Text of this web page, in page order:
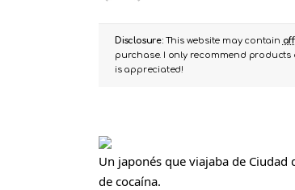
Disclosure:This website may contain
purchase. I only recommend products
is appreciated!
Un japonés que viajaba de
de cocaína.